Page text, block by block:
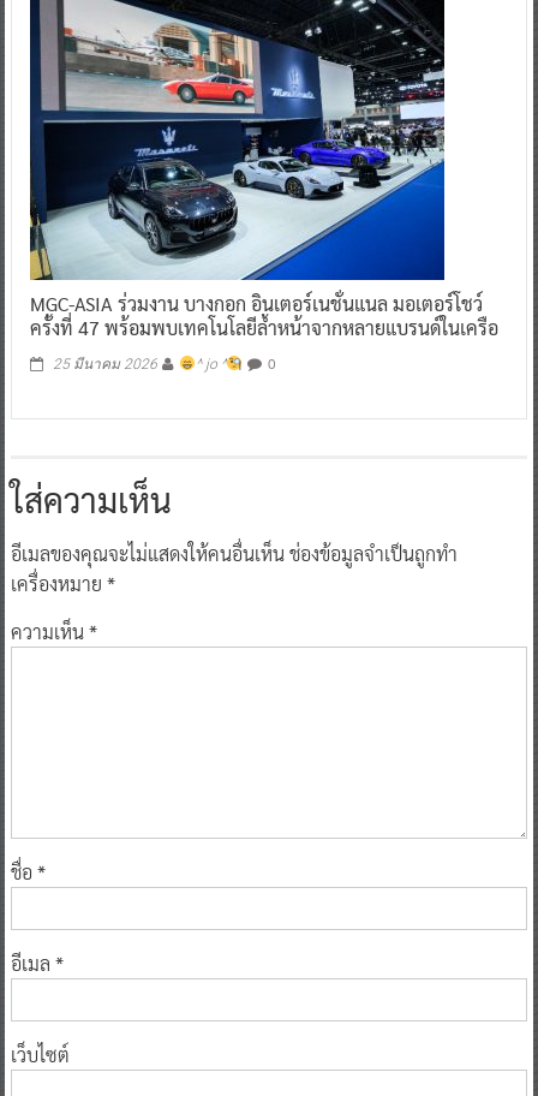
MGC-ASIA ร่วมงาน บางกอก อินเตอร์เนชั่นแนล มอเตอร์โชว์
ครั้งที่ 47 พร้อมพบเทคโนโลยีล้ำหน้าจากหลายแบรนด์ในเครือ
25 มีนาคม 2026 ^ jo ^ 0
ใส่ความเห็น
อีเมลของคุณจะไม่แสดงให้คนอื่นเห็นช่องข้อมูลจำเป็นถูกทำ
เครื่องหมาย *
ความเห็น*
ชื่อ *
อีเมล *
เว็บไซต์